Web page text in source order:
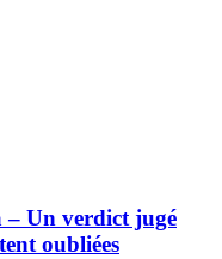
– Un verdict jugé
oubliées